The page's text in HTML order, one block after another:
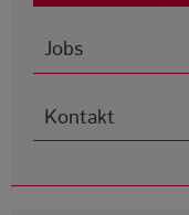
Jobs
Kontakt